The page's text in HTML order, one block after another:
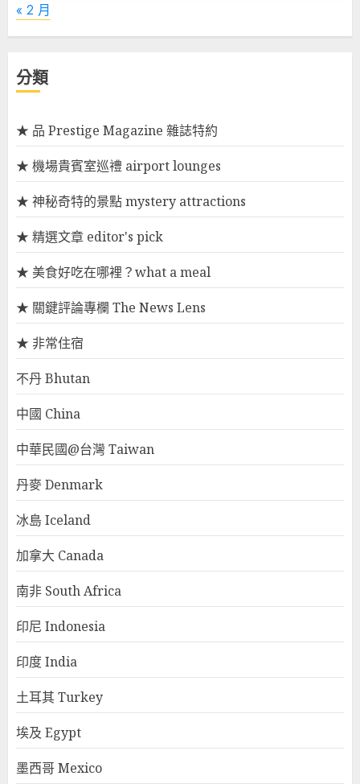
« 2 月
分類
★ 品 Prestige Magazine 雜誌特約
★ 機場貴賓室巡禮 airport lounges
★ 神秘奇特的景點 mystery attractions
★ 精選文章 editor's pick
★ 美食好吃在哪裡？what a meal
★ 關鍵評論專欄 The News Lens
★ 非常住宿
不丹 Bhutan
中國 China
中華民國@台灣 Taiwan
丹麥 Denmark
冰島 Iceland
加拿大 Canada
南非 South Africa
印尼 Indonesia
印度 India
土耳其 Turkey
埃及 Egypt
墨西哥 Mexico